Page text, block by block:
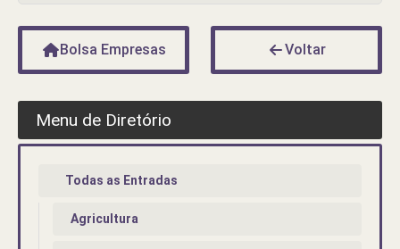
Bolsa Empresas Voltar
Menu de Diretório
Todas as Entradas
Agricultura